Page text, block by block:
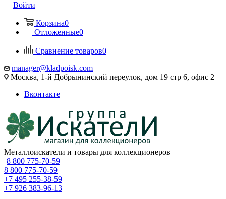
Войти
Корзина0
Отложенные0
Сравнение товаров0
manager@kladpoisk.com
Москва, 1-й Добрынинский переулок, дом 19 стр 6, офис 2
Вконтакте
Металлоискатели и товары для коллекционеров
8 800 775-70-59
8 800 775-70-59
+7 495 255-38-59
+7 926 383-96-13